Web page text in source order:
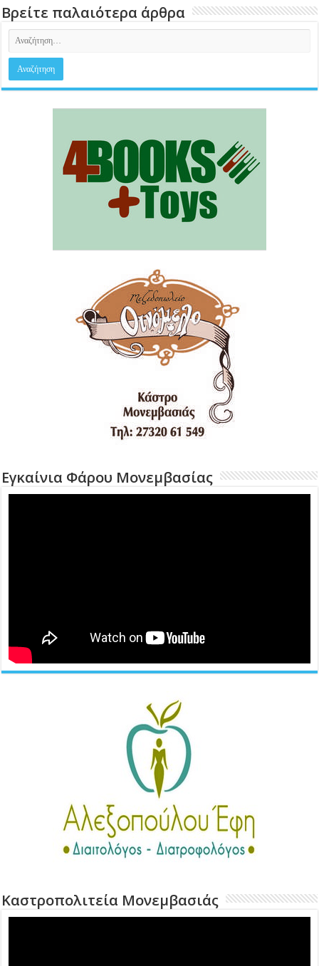
Βρείτε παλαιότερα άρθρα
Εγκαίνια Φάρου Μονεμβασίας
Καστροπολιτεία Μονεμβασιάς